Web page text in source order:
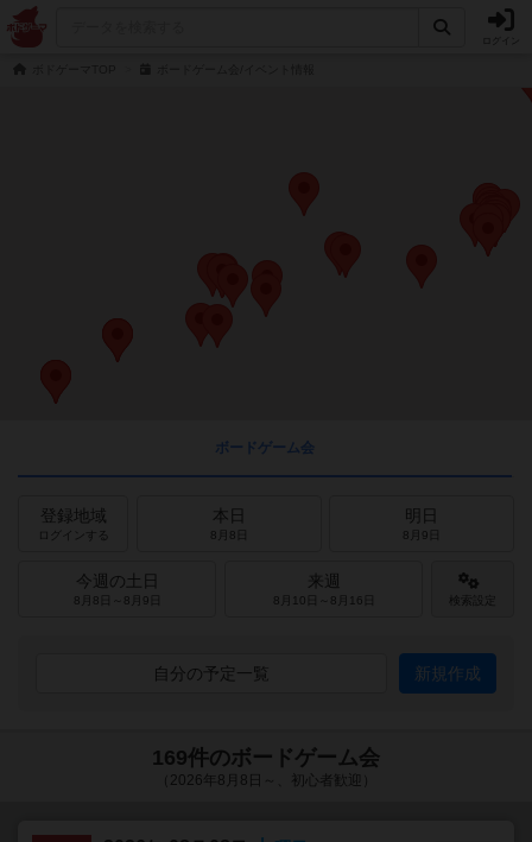
ボードゲーム会
登録地域
ログインする
本日
8月8日
明日
8月9日
今週の土日
8月8日～8月9日
来週
8月10日～8月16日 検索設定
自分の予定一覧 新規作成
169件のボードゲーム会
（2026年8月8日～、初心者歓迎）